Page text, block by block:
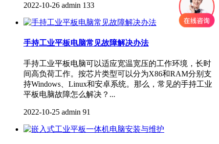
2022-10-26 admin 133
​手持工业平板电脑常见故障解决办法
手持工业平板电脑可以适应宽温宽压的工作环境，长时
间高负荷工作。按芯片类型可以分为X86和RAM分别支
持Windows、Linux和安卓系统。那么，常见的手持工业
平板电脑故障怎么解决？...
2022-10-25 admin 91